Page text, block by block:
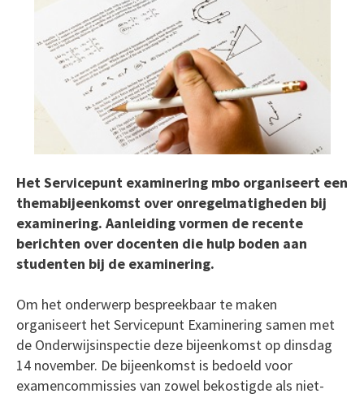
Het Servicepunt examinering mbo organiseert een
themabijeenkomst over onregelmatigheden bij
examinering. Aanleiding vormen de recente
berichten over docenten die hulp boden aan
studenten bij de examinering.
Om het onderwerp bespreekbaar te maken
organiseert het Servicepunt Examinering samen met
de Onderwijsinspectie deze bijeenkomst op dinsdag
14 november. De bijeenkomst is bedoeld voor
examencommissies van zowel bekostigde als niet-